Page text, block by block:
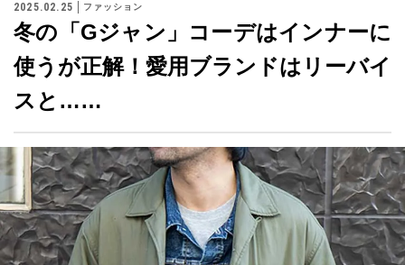
2025.02.25 ファッション
冬の「Gジャン」コーデはインナーに
使うが正解！愛用ブランドはリーバイ
スと……